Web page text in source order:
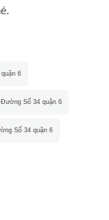
6
Số 34 quận 6
Số 34 quận 6